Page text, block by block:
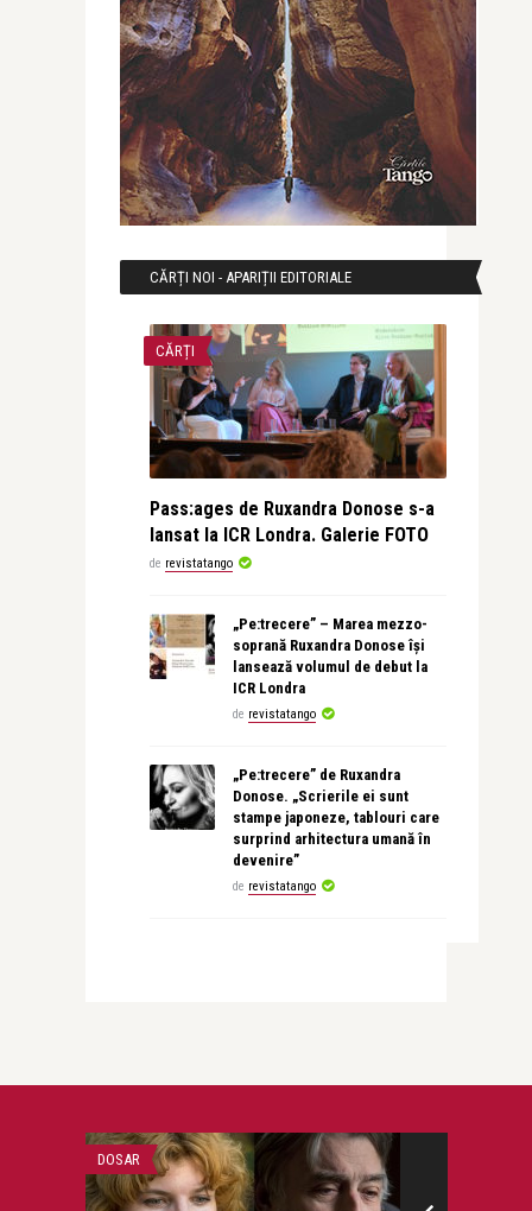
CĂRȚI NOI - APARIȚII EDITORIALE
CĂRȚI
Pass:ages de Ruxandra Donose s-a
lansat la ICR Londra. Galerie FOTO
de revistatango
„Pe:trecere” – Marea mezzo-
soprană Ruxandra Donose își
lansează volumul de debut la
ICR Londra
de revistatango
„Pe:trecere” de Ruxandra
Donose. „Scrierile ei sunt
stampe japoneze, tablouri care
surprind arhitectura umană în
devenire”
de revistatango
DOSAR